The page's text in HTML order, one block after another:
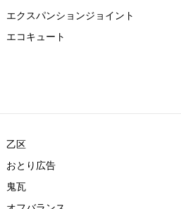
エクスパンションジョイント
エコキュート
乙区
おとり広告
鬼瓦